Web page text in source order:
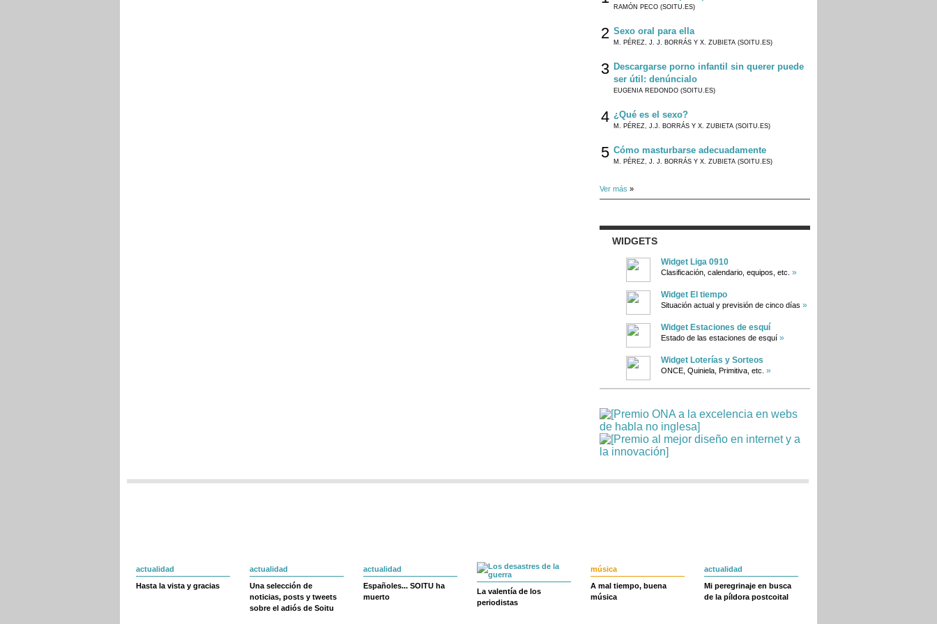
RAMÓN PECO (SOITU.ES)
2 Sexo oral para ella
M. PÉREZ, J. J. BORRÁS Y X. ZUBIETA (SOITU.ES)
3 Descargarse porno infantil sin querer puede
ser útil: denúncialo
EUGENIA REDONDO (SOITU.ES)
4 ¿Qué es el sexo?
M. PÉREZ, J.J. BORRÁS Y X. ZUBIETA (SOITU.ES)
5 Cómo masturbarse adecuadamente
M. PÉREZ, J. J. BORRÁS Y X. ZUBIETA (SOITU.ES)
Ver más »
WIDGETS
Widget Liga 0910
Clasificación, calendario, equipos, etc. »
Widget El tiempo
Situación actual y previsión de cinco días »
Widget Estaciones de esquí
Estado de las estaciones de esquí »
Widget Loterías y Sorteos
ONCE, Quiniela, Primitiva, etc. »
actualidad
Hasta la vista y gracias
actualidad
Una selección de
noticias, posts y tweets
sobre el adiós de Soitu
actualidad
Españoles... SOITU ha
muerto
La valentía de los
periodistas
música
A mal tiempo, buena
música
actualidad
Mi peregrinaje en busca
de la píldora postcoital